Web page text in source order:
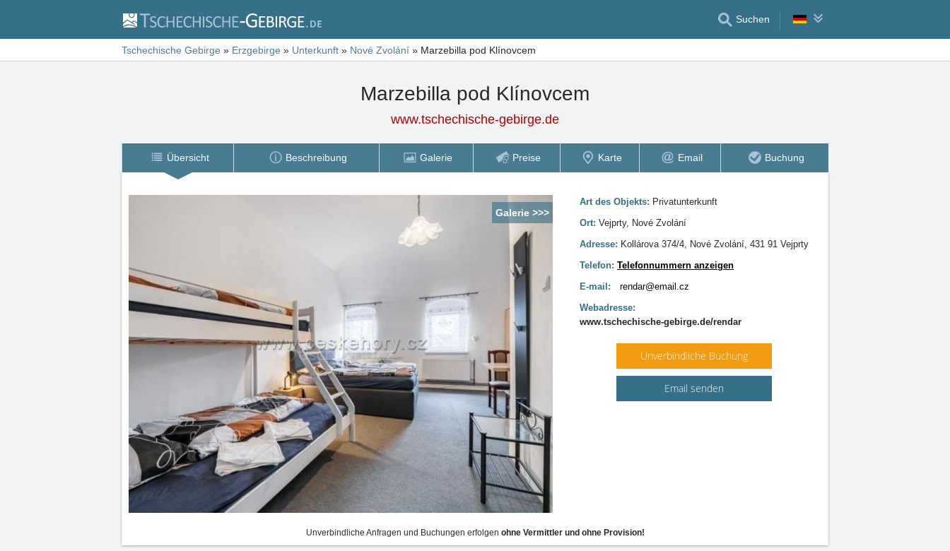
Suchen
Tschechische Gebirge » Erzgebirge » Unterkunft » Nové Zvolání » Marzebilla pod Klínovcem
Marzebilla pod Klínovcem
www.tschechische-gebirge.de
Übersicht Beschreibung Galerie Preise Karte Email Buchung
Galerie >>>
Art des Objekts: Privatunterkunft
Ort: Vejprty, Nové Zvolání
Adresse: Kollárova 374/4, Nové Zvolání, 431 91 Vejprty
Telefon: Telefonnummern anzeigen
E-mail:
rendar@email.cz
Webadresse:
www.tschechische-gebirge.de/rendar
Unverbindliche Buchung
Email senden
Unverbindliche Anfragen und Buchungen erfolgen ohne Vermittler und ohne Provision!